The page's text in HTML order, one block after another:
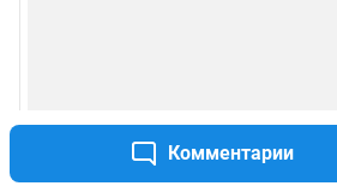
Комментарии